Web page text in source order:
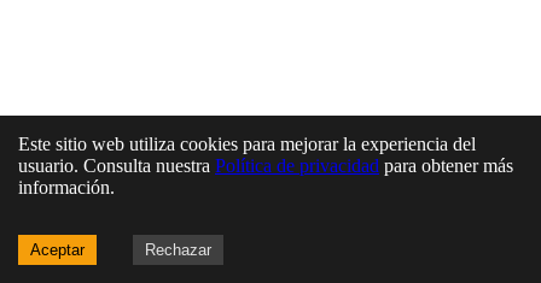
Este sitio web utiliza cookies para mejorar la experiencia del
usuario. Consulta nuestra Política de privacidad para obtener más
información.
Aceptar Rechazar